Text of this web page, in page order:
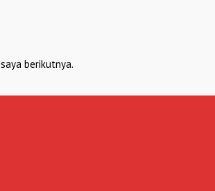
berikutnya.